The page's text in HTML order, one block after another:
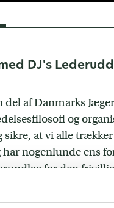
DJ's
del af Danmarks
og
sikre, at vi alle
har nogenlunde ens
for den
i DJ.
teori og